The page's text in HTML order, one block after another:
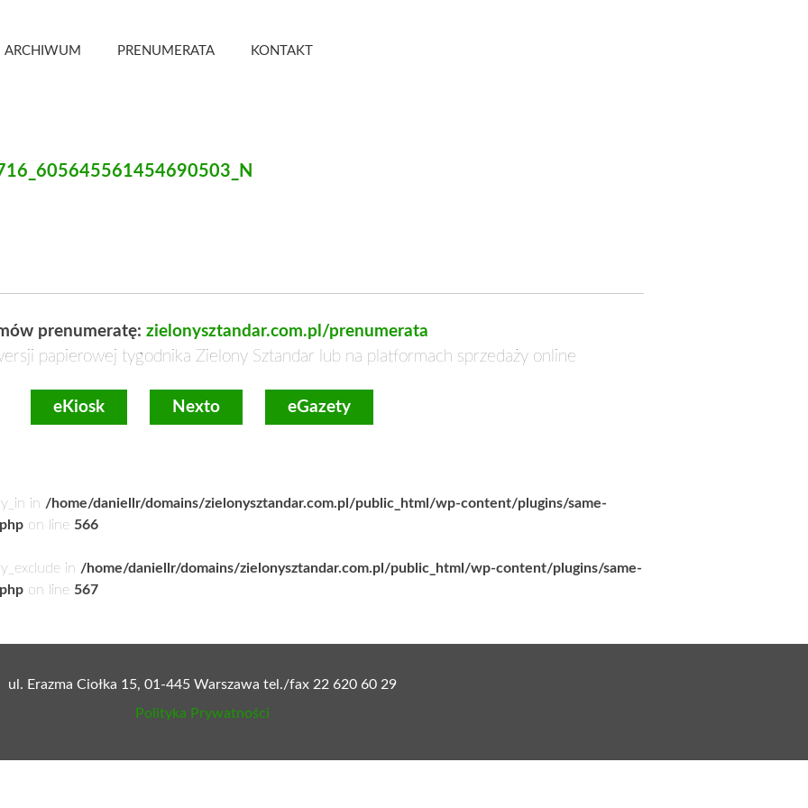
ARCHIWUM PRENUMERATA KONTAKT
prenumeratę: zielonysztandar.com.pl/prenumerata
papierowej tygodnika Zielony Sztandar lub na platformach sprzedaży online
eKiosk Nexto eGazety
in /home/daniellr/domains/zielonysztandar.com.pl/public_html/wp-content/plugins/same-
on line 566
in /home/daniellr/domains/zielonysztandar.com.pl/public_html/wp-content/plugins/same-
on line 567
ul. Erazma Ciołka 15, 01-445 Warszawa tel./fax 22 620 60 29
Polityka Prywatności